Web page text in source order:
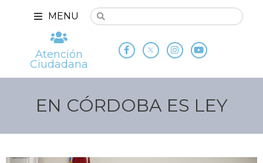
MENU
Atención
Ciudadana
EN CÓRDOBA ES LEY